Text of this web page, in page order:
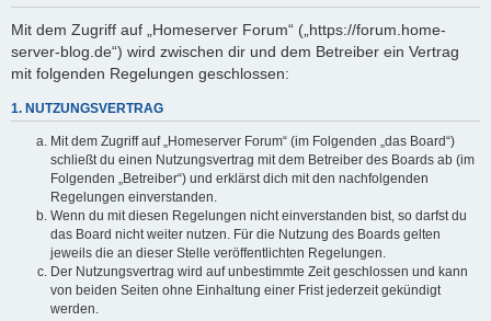
Mit dem Zugriff auf „Homeserver Forum“ („https://forum.home-
server-blog.de“) wird zwischen dir und dem Betreiber ein Vertrag
mit folgenden Regelungen geschlossen:
1. NUTZUNGSVERTRAG
Mit dem Zugriff auf „Homeserver Forum“ (im Folgenden „das Board“)
schließt du einen Nutzungsvertrag mit dem Betreiber des Boards ab (im
Folgenden „Betreiber“) und erklärst dich mit den nachfolgenden
Regelungen einverstanden.
Wenn du mit diesen Regelungen nicht einverstanden bist, so darfst du
das Board nicht weiter nutzen. Für die Nutzung des Boards gelten
jeweils die an dieser Stelle veröffentlichten Regelungen.
Der Nutzungsvertrag wird auf unbestimmte Zeit geschlossen und kann
von beiden Seiten ohne Einhaltung einer Frist jederzeit gekündigt
werden.